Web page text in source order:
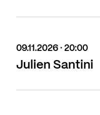
09.11.2026 · 20:00
Julien Santini